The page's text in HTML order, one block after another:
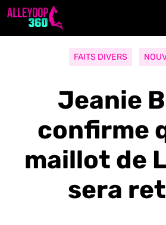
Aller
FAITS DIVERS
Jeanie
confirme
maillot de
sera